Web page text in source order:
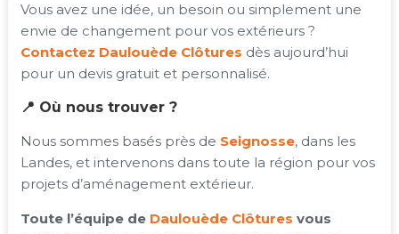
Vous avez une idée, un besoin ou simplement une
envie de changement pour vos extérieurs ?
Contactez Daulouède Clôtures dès aujourd’hui
pour un devis gratuit et personnalisé.
📍 Où nous trouver ?
Nous sommes basés près de Seignosse, dans les
Landes, et intervenons dans toute la région pour vos
projets d’aménagement extérieur.
Toute l’équipe de Daulouède Clôtures vous